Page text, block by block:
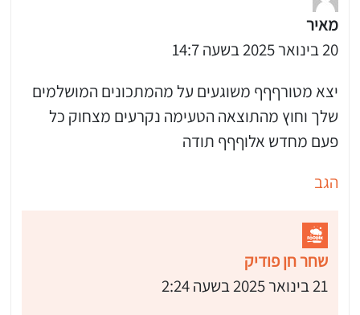
מאיר
20 בינואר 2025 בשעה 14:7
יצא מטורףףף משוגעים על מהמתכונים המושלמים
שלך וחוץ מהתוצאה הטעימה נקרעים מצחוק כל
פעם מחדש אלוףףף תודה
הגב
שחר חן פודיק
21 בינואר 2025 בשעה 2:24